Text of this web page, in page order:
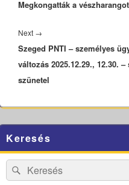
post:
Megkongatták a
Next →
post:
Szeged PNTI – személyes
változás 2025.12.29., 12.30.
szünetel
Sidebar
Widget
Area
Keresés
Search
for:
Search